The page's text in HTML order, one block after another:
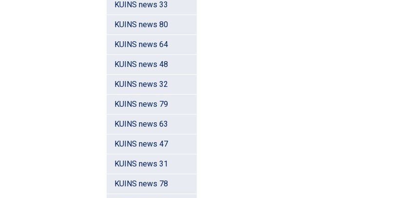
KUINS news 33
KUINS news 80
KUINS news 64
KUINS news 48
KUINS news 32
KUINS news 79
KUINS news 63
KUINS news 47
KUINS news 31
KUINS news 78